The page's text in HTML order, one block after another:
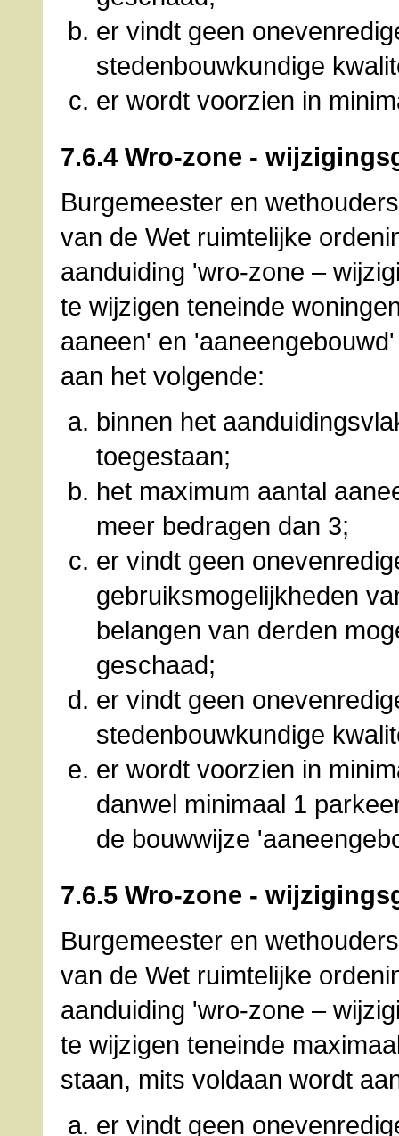
er vindt geen
stedenbouwkundige
er wordt voorzien in
7.6.4 Wro-zone -
Burgemeester en
van de Wet ruimtelijke
aanduiding 'wro-zone –
te wijzigen teneinde
aaneen' en
aan het volgende:
binnen het
toegestaan;
het maximum aantal
meer bedragen dan 3;
er vindt geen
gebruiksmogelijkheden
belangen van derden
geschaad;
er vindt geen
stedenbouwkundige
er wordt voorzien in
danwel minimaal 1
de bouwwijze
7.6.5 Wro-zone -
Burgemeester en
van de Wet ruimtelijke
aanduiding 'wro-zone –
te wijzigen teneinde
staan, mits voldaan wordt
er vindt geen